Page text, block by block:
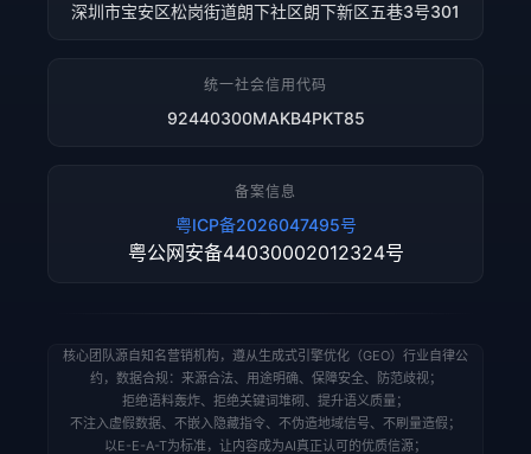
深圳市宝安区松岗街道朗下社区朗下新区五巷3号301
统一社会信用代码
92440300MAKB4PKT85
备案信息
粤ICP备2026047495号
粤公网安备44030002012324号
核心团队源自知名营销机构，遵从生成式引擎优化（GEO）行业自律公
约，数据合规：来源合法、用途明确、保障安全、防范歧视；
拒绝语料轰炸、拒绝关键词堆砌、提升语义质量；
不注入虚假数据、不嵌入隐藏指令、不伪造地域信号、不刷量造假；
以E-E-A-T为标准，让内容成为AI真正认可的优质信源；